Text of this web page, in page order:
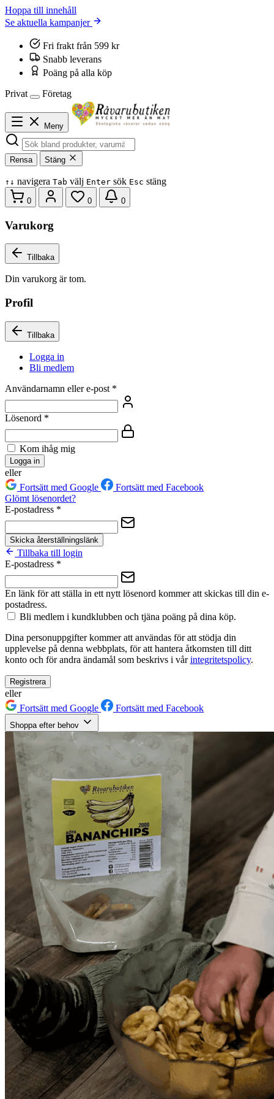
Hoppa till innehåll
Se aktuella kampanjer
Fri frakt från 599 kr
Snabb leverans
Poäng på alla köp
Privat
Företag
Meny
Rensa Stäng
↑ ↓ navigera Tab välj Enter sök Esc stäng
0 0 0
Varukorg
Tillbaka
Din varukorg är tom.
Profil
Tillbaka
Logga in
Bli medlem
Användarnamn eller e-post *
Lösenord *
Kom ihåg mig
Logga in
eller
Fortsätt med Google
Fortsätt med Facebook
Glömt lösenordet?
E-postadress *
Skicka återställningslänk
Tillbaka till login
E-postadress *
En länk för att ställa in ett nytt lösenord kommer att skickas till din e-
postadress.
Bli medlem i kundklubben och tjäna poäng på dina köp.
Dina personuppgifter kommer att användas för att stödja din
upplevelse på denna webbplats, för att hantera åtkomsten till ditt
konto och för andra ändamål som beskrivs i vårintegritetspolicy.
Registrera
eller
Fortsätt med Google
Fortsätt med Facebook
Shoppa efter behov